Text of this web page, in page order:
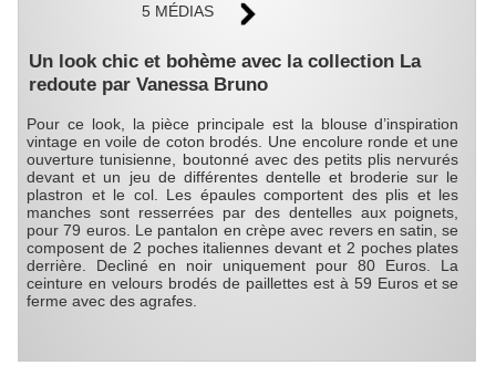
5 MÉDIAS
Un look chic et bohème avec la collection La
redoute par Vanessa Bruno
Pour ce look, la pièce principale est la blouse d’inspiration
vintage en voile de coton brodés. Une encolure ronde et une
ouverture tunisienne, boutonné avec des petits plis nervurés
devant et un jeu de différentes dentelle et broderie sur le
plastron et le col. Les épaules comportent des plis et les
manches sont resserrées par des dentelles aux poignets,
pour 79 euros. Le pantalon en crèpe avec revers en satin, se
composent de 2 poches italiennes devant et 2 poches plates
derrière. Decliné en noir uniquement pour 80 Euros. La
ceinture en velours brodés de paillettes est à 59 Euros et se
ferme avec des agrafes.